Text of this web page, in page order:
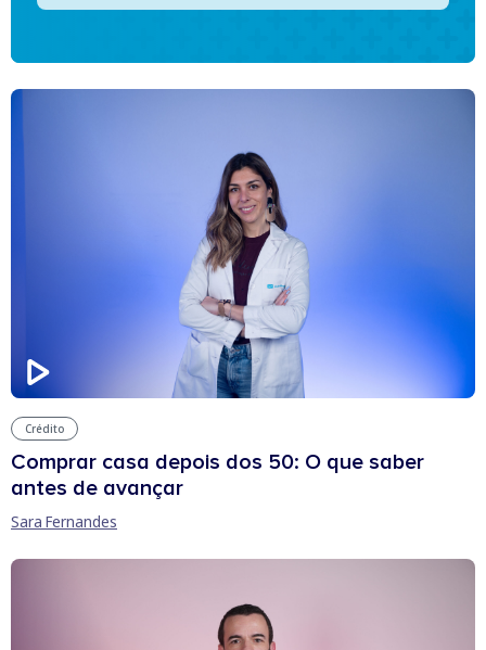
Crédito
Comprar casa depois dos 50: O que saber
antes de avançar
Sara Fernandes